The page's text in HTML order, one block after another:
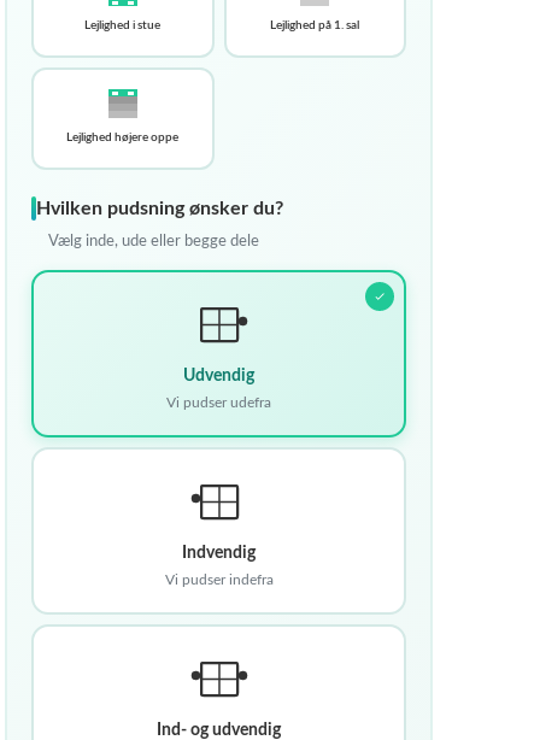
Lejlighed i stue Lejlighed på 1. sal
Lejlighed højere oppe
Hvilken pudsning ønsker du?
Vælg inde, ude eller begge dele
Udvendig
Vi pudser udefra
Indvendig
Vi pudser indefra
Ind- og udvendig